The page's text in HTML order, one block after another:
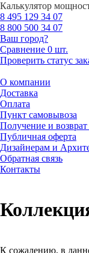
Калькулятор
8 495 129 34 07
8 800 500 34 07
Ваш город?
Сравнение 0 шт.
Проверить статус
О компании
Доставка
Оплата
Пункт самовывоза
Получение и возврат
Публичная оферта
Дизайнерам и
Обратная связь
Контакты
К сожалению, в